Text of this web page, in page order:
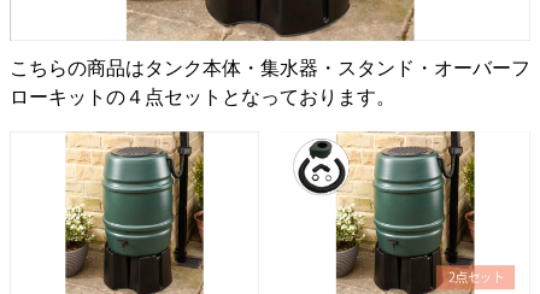
こちらの商品はタンク本体・集水器・スタンド・オーバーフ
ローキットの４点セットとなっております。